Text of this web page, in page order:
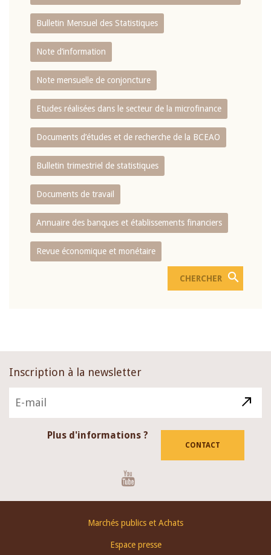
Bulletin Mensuel des Statistiques
Note d’information
Note mensuelle de conjoncture
Etudes réalisées dans le secteur de la microfinance
Documents d’études et de recherche de la BCEAO
Bulletin trimestriel de statistiques
Documents de travail
Annuaire des banques et établissements financiers
Revue économique et monétaire
Inscription à la newsletter
Plus d'informations ?
CONTACT
Marchés publics et Achats
Espace presse